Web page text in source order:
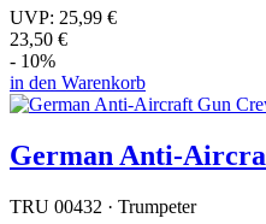
UVP: 25,99 €
23,50 €
- 10%
in den Warenkorb
German Anti-
TRU 00432 · Trumpeter